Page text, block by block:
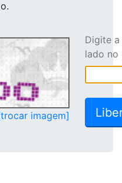
imagem]
Digite
lado no